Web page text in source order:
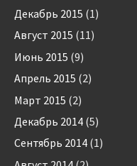
Декабрь 2015 (1)
Август 2015 (11)
Июнь 2015 (9)
Апрель 2015 (2)
Март 2015 (2)
Декабрь 2014 (5)
Сентябрь 2014 (1)